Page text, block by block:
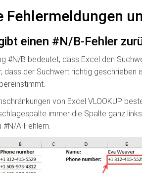
Fehlermeldungen
einen #N/B-Fehler
#N/B bedeutet, dass Excel den
dass der Suchwert richtig geschrieben
von Excel VLOOKUP
immer die Spalte ganz
#N/A-Fehlern.